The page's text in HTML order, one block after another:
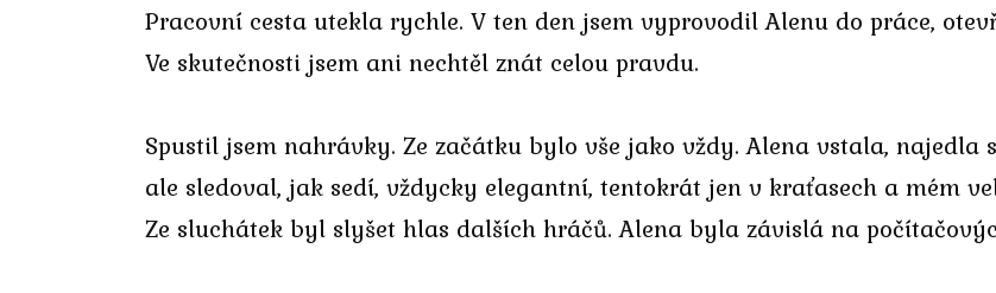
Pracovní cesta utekla rychle. V ten den jsem vyprovodil Alenu do práce,
Ve skutečnosti jsem ani nechtěl znát celou pravdu.
Spustil jsem nahrávky. Ze začátku bylo vše jako vždy. Alena vstala, najedla
ale sledoval, jak sedí, vždycky elegantní, tentokrát jen v kraťasech a mém
Ze sluchátek byl slyšet hlas dalších hráčů. Alena byla závislá na